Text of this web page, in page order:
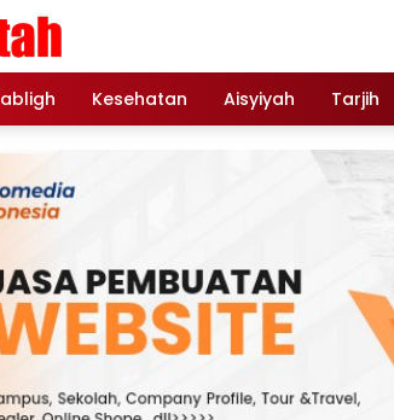
Kesehatan Aisyiyah Tarjih